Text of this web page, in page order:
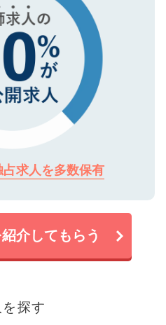
求人を多数保有
介してもらう
探す